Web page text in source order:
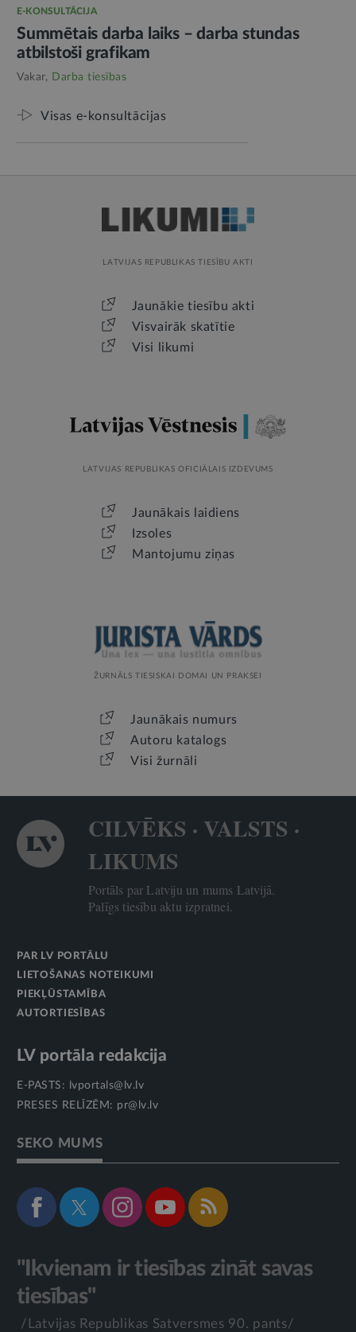
E-KONSULTĀCIJA
Summētais darba laiks – darba stundas
atbilstoši grafikam
Vakar, Darba tiesības
Visas e-konsultācijas
LATVIJAS REPUBLIKAS TIESĪBU AKTI
Jaunākie tiesību akti
Visvairāk skatītie
Visi likumi
LATVIJAS REPUBLIKAS OFICIĀLAIS IZDEVUMS
Jaunākais laidiens
Izsoles
Mantojumu ziņas
ŽURNĀLS TIESISKAI DOMAI UN PRAKSEI
Jaunākais numurs
Autoru katalogs
Visi žurnāli
CILVĒKS · VALSTS ·
LIKUMS
Portāls par Latviju un mums Latvijā.
Palīgs tiesību aktu izpratnei.
PAR LV PORTĀLU
LIETOŠANAS NOTEIKUMI
PIEKĻŪSTAMĪBA
AUTORTIESĪBAS
LV portāla redakcija
E-PASTS:
lvportals@lv.lv
PRESES RELĪZĒM: pr@lv.lv
SEKO MUMS
"Ikvienam ir tiesības zināt savas
tiesības"
/Latvijas Republikas Satversmes 90. pants/